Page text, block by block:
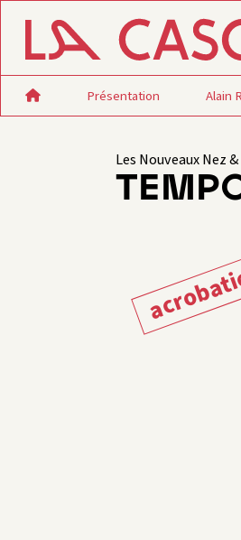
Présentation Alain
Les Nouveaux Nez